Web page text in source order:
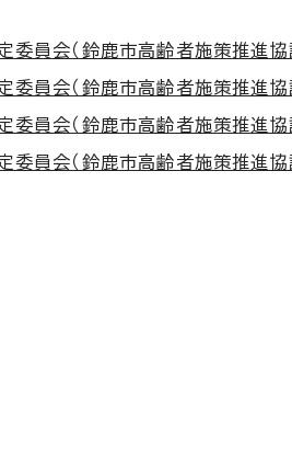
員会（鈴鹿市高齢者施策推進協
委員会（鈴鹿市高齢者施策推進協
委員会（鈴鹿市高齢者施策推進協
委員会（鈴鹿市高齢者施策推進協